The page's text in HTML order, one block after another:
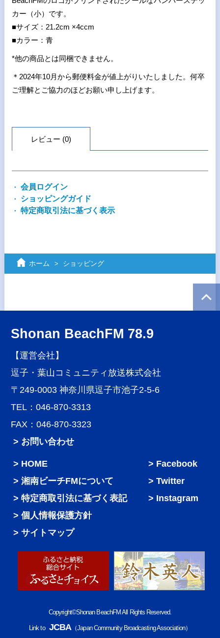
カー（小）です。
■サイズ：21.2cm ×4ccm
■カラー：青
*他の商品とは同梱できません。
＊2024年10月から郵便料金が値上がりいたしました。何卒
ご理解とご協力のほどお願い申し上げます。
レビュー (0)
会員ログイン
ショッピングガイド
特定商取引法に基づく表示
ホーム ショッピング
Shonan BeachFM 78.9
【運営会社】
逗子・葉山コミュニティ放送株式会社
〒249-0003 神奈川県逗子市池子2-5-6
TEL：046-870-3313
FAX：046-870-3323
> お問い合わせ
HOME
湘南ビーチFMについて
特定商取引法に基づく表記
個人情報保護方針
サイトマップ
Facebook
Twitter
Instagram
Copyright©Shonan BeachFM All Rights Reserved.
Link to JCBA（Japan Community Broadcasting Association）